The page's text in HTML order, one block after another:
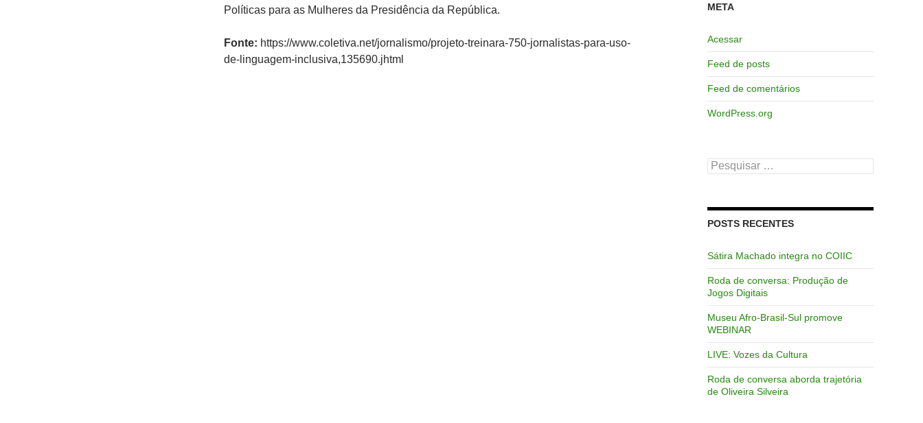
Políticas para as Mulheres da Presidência da República.
Fonte: https://www.coletiva.net/jornalismo/projeto-treinara-750-jornalistas-para-uso-
de-linguagem-inclusiva,135690.jhtml
META
Acessar
Feed de posts
Feed de comentários
WordPress.org
Pesquisar
por:
POSTS RECENTES
Sátira Machado integra no COIIC
Roda de conversa: Produção de
Jogos Digitais
Museu Afro-Brasil-Sul promove
WEBINAR
LIVE: Vozes da Cultura
Roda de conversa aborda trajetória
de Oliveira Silveira